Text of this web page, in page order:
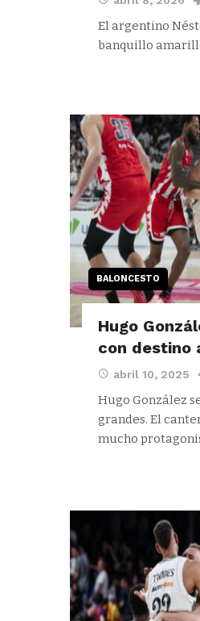
El argentino
banquillo
BALONCESTO
Hugo
con destino
abril 10, 2025
Hugo González
grandes. El
mucho